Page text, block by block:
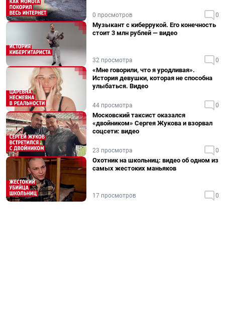
0 просмотров 0
Музыкант с киберрукой. Его конечность
стоит 3 млн рублей — видео
32 просмотра 0
«Мне говорили, что я уродливая».
История девушки, которая не способна
улыбаться. Видео
44 просмотра 0
Московский таксист оказался
«двойником» Сергея Жукова и взорвал
соцсети: видео
23 просмотра 0
Охотник на школьниц: видео об одном из
самых жестоких маньяков
17 просмотров 0